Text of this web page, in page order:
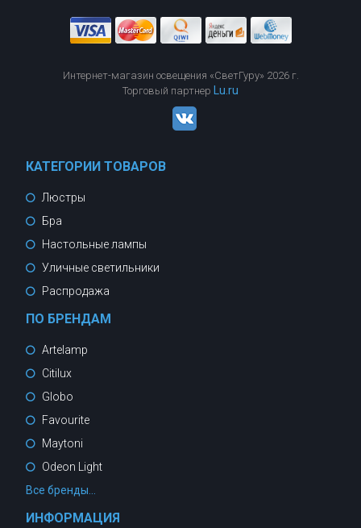
Интернет-магазин освещения «СветГуру» 2026 г.
Торговый партнер Lu.ru
КАТЕГОРИИ ТОВАРОВ
Люстры
Бра
Настольные лампы
Уличные светильники
Распродажа
ПО БРЕНДАМ
Artelamp
Citilux
Globo
Favourite
Maytoni
Odeon Light
Все бренды...
ИНФОРМАЦИЯ